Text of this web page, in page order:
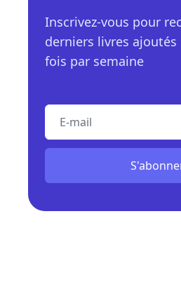
Inscrivez-vous pour
derniers livres
fois par semaine
E-mail